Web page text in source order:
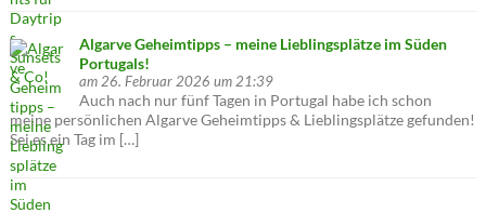
Algarve Geheimtipps – meine Lieblingsplätze im Süden
Portugals!
am 26. Februar 2026 um 21:39
Auch nach nur fünf Tagen in Portugal habe ich schon
meine persönlichen Algarve Geheimtipps & Lieblingsplätze gefunden!
Sei es ein Tag im […]